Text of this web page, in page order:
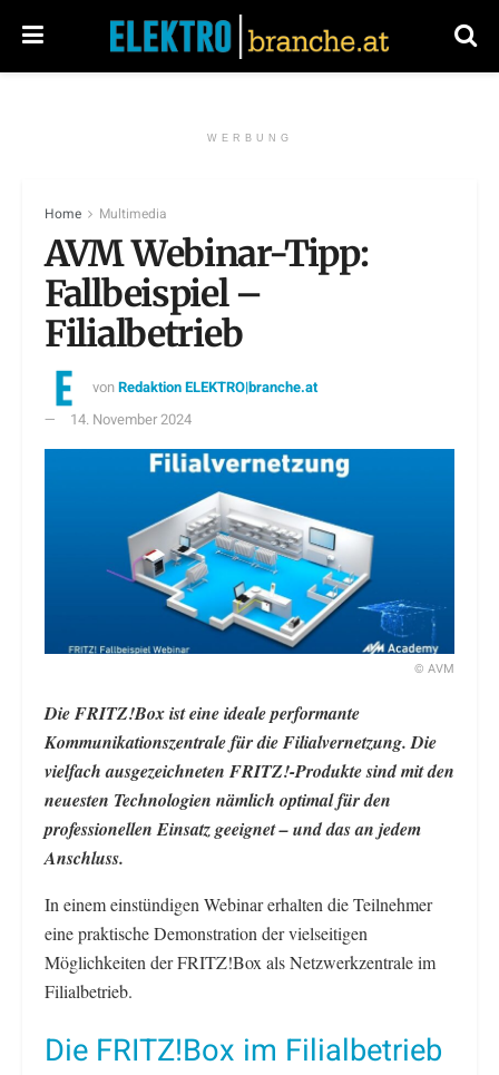
WERBUNG
Home Multimedia
AVM Webinar-Tipp:
Fallbeispiel –
Filialbetrieb
vonRedaktion ELEKTRO|branche.at
14. November 2024
© AVM
Die FRITZ!Box ist eine ideale performante
Kommunikationszentrale für die Filialvernetzung. Die
vielfach ausgezeichneten FRITZ!-Produkte sind mit den
neuesten Technologien nämlich optimal für den
professionellen Einsatz geeignet – und das an jedem
Anschluss.
In einem einstündigen Webinar erhalten die Teilnehmer
eine praktische Demonstration der vielseitigen
Möglichkeiten der FRITZ!Box als Netzwerkzentrale im
Filialbetrieb.
Die FRITZ!Box im Filialbetrieb